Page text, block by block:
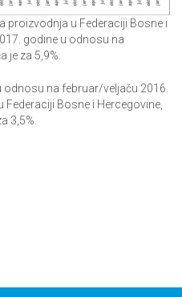
proizvodnja u Federaciji Bosne i
godine u odnosu na
je za 5,9%.
na februar/veljaču 2016.
Bosne i Hercegovine,
3,5%.